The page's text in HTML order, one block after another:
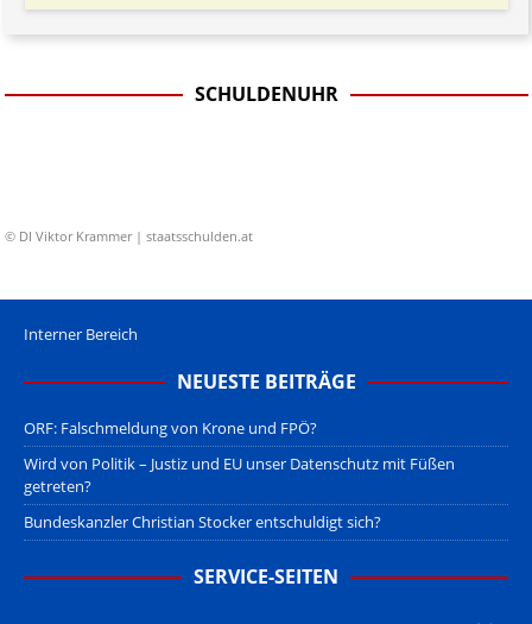
SCHULDENUHR
© DI Viktor Krammer | staatsschulden.at
Interner Bereich
NEUESTE BEITRÄGE
ORF: Falschmeldung von Krone und FPÖ?
Wird von Politik – Justiz und EU unser Datenschutz mit Füßen
getreten?
Bundeskanzler Christian Stocker entschuldigt sich?
SERVICE-SEITEN